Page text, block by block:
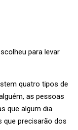
para levar
quatro tipos de
as pessoas
que algum dia
que precisarão dos